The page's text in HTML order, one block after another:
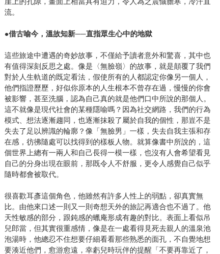
流。
●借古喻今，溫故知新──直指眾生心中的地獄
這些旅途中遭遇的奇妙故事，不僅給予讀者意外和驚喜，其中也
有值得深刻反思之處。像是〈無臉嶺〉的故事，就是顛覆了我們
對於人生軌道的既定看法，假使所有的人都認定你像另一個人，
他們指證歷歷，好似你原本的人生根本不曾存在過，慢慢的你會
被影響，甚至洗腦，認為自己真的就是他們口中所說的那個人。
這不就像是現代社會的某種隱喻嗎？因為社交網路，我們的行為
模式、想法逐漸趨同，也逐漸抹殺了屬於自我的個性，那豈不是
失去了足以辨識的輪廓？像「無臉男」一樣，失去自我主張和存
在感，彷彿隨處可以找得到的樣板人物。就算像書中所說的，這
個世界上總有一兩人和自己長得一模一樣，也沒有人會希望看見
自己的分身出現在眼前，那既令人不舒服，更令人感覺自己似乎
隨時都會被取代。
很喜歡耳彥這個角色，他雖然有許多人性上的弱點，卻真實無
比。由他來口述一則又一則奇想天外的旅記再適合也不過了。他
天性敏感的部分，跟鈍感的蠟庵形成有趣的對比。表面上看似吊
兒郎當，但其實很重感情，像是在一處看得見死去親人的溫泉池
泡湯時，他總忍不住想要仔細看看那些熟悉的面孔，不自覺地想
要湊近他們，愈游愈遠，幸虧兒時玩伴的提醒「不要再靠近了，